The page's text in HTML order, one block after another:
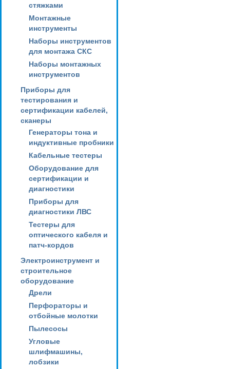
стяжками
Монтажные
инструменты
Наборы инструментов
для монтажа СКС
Наборы монтажных
инструментов
Приборы для
тестирования и
сертификации кабелей,
сканеры
Генераторы тона и
индуктивные пробники
Кабельные тестеры
Оборудование для
сертификации и
диагностики
Приборы для
диагностики ЛВС
Тестеры для
оптического кабеля и
патч-кордов
Электроинструмент и
строительное
оборудование
Дрели
Перфораторы и
отбойные молотки
Пылесосы
Угловые
шлифмашины,
лобзики